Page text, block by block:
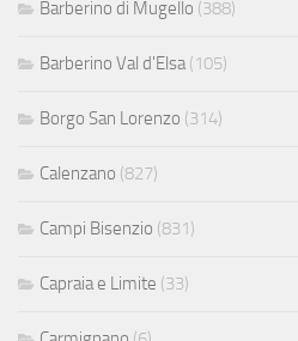
Barberino di Mugello (388)
Barberino Val d'Elsa(105)
Borgo San Lorenzo (314)
Calenzano (827)
Campi Bisenzio (831)
Capraia e Limite (33)